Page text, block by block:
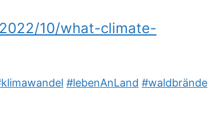
10/what-climate-
#lebenAnLand #waldbrände